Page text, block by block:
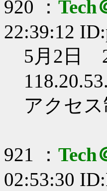
920 ：
22:39:12
5月2日
アクセ
921 ：
02:53:30